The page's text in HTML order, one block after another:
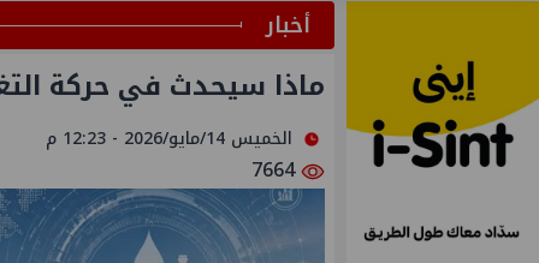
أخبار
ماذا سيحدث في حركة
الخميس 14/مايو/2026 - 12:23 م
7664